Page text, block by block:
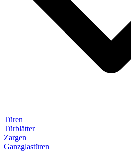
Türen
Türblätter
Zargen
Ganzglastüren